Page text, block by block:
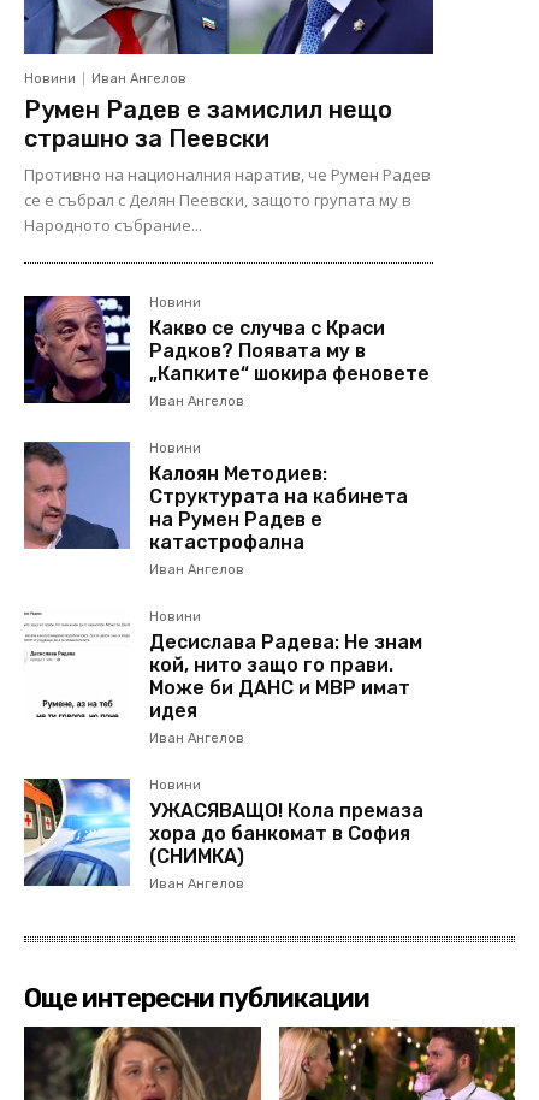
Новини Иван Ангелов
Румен Радев е замислил нещо
страшно за Пеевски
Противно на националния наратив, че Румен Радев
се е събрал с Делян Пеевски, защото групата му в
Народното събрание...
Новини
Какво се случва с Краси
Радков? Появата му в
„Капките“ шокира феновете
Иван Ангелов
Новини
Калоян Методиев:
Структурата на кабинета
на Румен Радев е
катастрофална
Иван Ангелов
Новини
Десислава Радева: Не знам
кой, нито защо го прави.
Може би ДАНС и МВР имат
идея
Иван Ангелов
Новини
УЖАСЯВАЩО! Кола премаза
хора до банкомат в София
(СНИМКА)
Иван Ангелов
Още интересни публикации